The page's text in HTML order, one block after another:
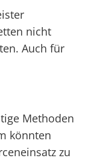
nicht
Auch für
Methoden
könnten
zu